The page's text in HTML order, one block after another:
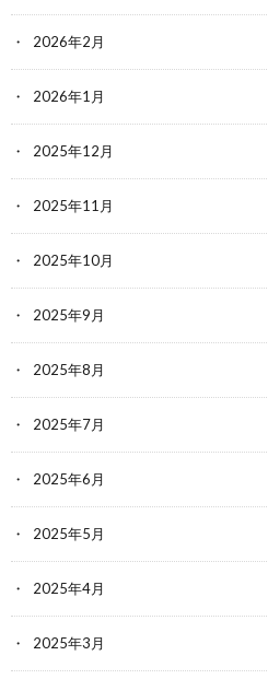
2026年2月
2026年1月
2025年12月
2025年11月
2025年10月
2025年9月
2025年8月
2025年7月
2025年6月
2025年5月
2025年4月
2025年3月